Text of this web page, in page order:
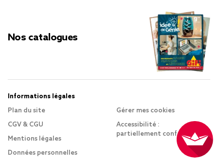
Nos catalogues
Informations légales
Plan du site
CGV & CGU
Mentions légales
Données personnelles
Gérer mes cookies
Accessibilité :
partiellement conforme